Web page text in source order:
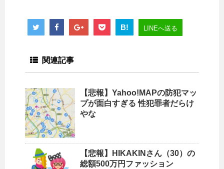
B! LINEへ送る
関連記事
【悲報】Yahoo!MAPの防犯マッ
プが面白すぎる 性犯罪者だらけ
やな
【悲報】HIKAKINさん（30）の
総額500万円ファッション